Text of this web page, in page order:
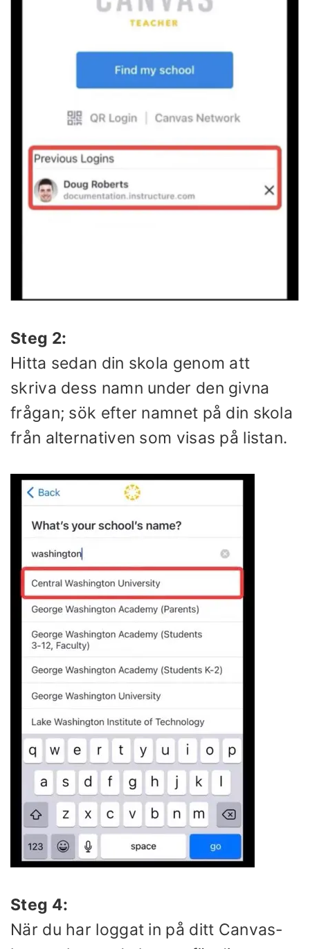
Steg 2:
Hitta sedan din skola genom att
skriva dess namn under den givna
frågan; sök efter namnet på din skola
från alternativen som visas på listan.
Steg 4:
När du har loggat in på ditt Canvas-